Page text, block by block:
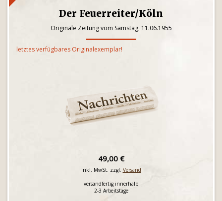
Der Feuerreiter/Köln
Originale Zeitung vom Samstag, 11.06.1955
letztes verfügbares Originalexemplar!
49,00 €
inkl. MwSt. zzgl. Versand
versandfertig innerhalb
2-3 Arbeitstage